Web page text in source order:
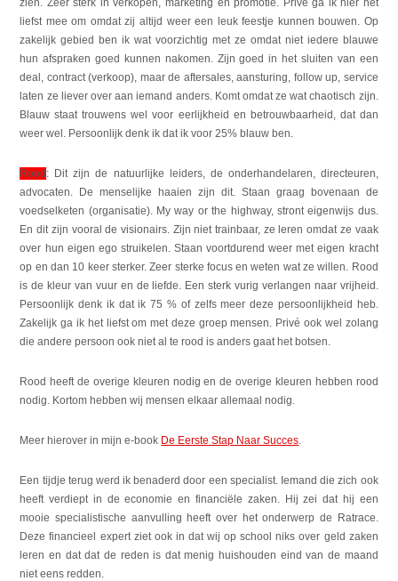
zien. Zeer sterk in verkopen, marketing en promotie. Privé ga ik hier het
liefst mee om omdat zij altijd weer een leuk feestje kunnen bouwen. Op
zakelijk gebied ben ik wat voorzichtig met ze omdat niet iedere blauwe
hun afspraken goed kunnen nakomen. Zijn goed in het sluiten van een
deal, contract (verkoop), maar de aftersales, aansturing, follow up, service
laten ze liever over aan iemand anders. Komt omdat ze wat chaotisch zijn.
Blauw staat trouwens wel voor eerlijkheid en betrouwbaarheid, dat dan
weer wel. Persoonlijk denk ik dat ik voor 25% blauw ben.
Rood: Dit zijn de natuurlijke leiders, de onderhandelaren, directeuren,
advocaten. De menselijke haaien zijn dit. Staan graag bovenaan de
voedselketen (organisatie). My way or the highway, stront eigenwijs dus.
En dit zijn vooral de visionairs. Zijn niet trainbaar, ze leren omdat ze vaak
over hun eigen ego struikelen. Staan voortdurend weer met eigen kracht
op en dan 10 keer sterker. Zeer sterke focus en weten wat ze willen. Rood
is de kleur van vuur en de liefde. Een sterk vurig verlangen naar vrijheid.
Persoonlijk denk ik dat ik 75 % of zelfs meer deze persoonlijkheid heb.
Zakelijk ga ik het liefst om met deze groep mensen. Privé ook wel zolang
die andere persoon ook niet al te rood is anders gaat het botsen.
Rood heeft de overige kleuren nodig en de overige kleuren hebben rood
nodig. Kortom hebben wij mensen elkaar allemaal nodig.
Meer hierover in mijn e-book De Eerste Stap Naar Succes.
Een tijdje terug werd ik benaderd door een specialist. Iemand die zich ook
heeft verdiept in de economie en financiële zaken. Hij zei dat hij een
mooie specialistische aanvulling heeft over het onderwerp de Ratrace.
Deze financieel expert ziet ook in dat wij op school niks over geld zaken
leren en dat dat de reden is dat menig huishouden eind van de maand
niet eens redden.